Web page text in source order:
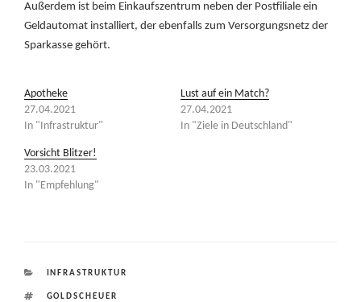
Außerdem ist beim Einkaufszentrum neben der Postfiliale ein
Geldautomat installiert, der ebenfalls zum Versorgungsnetz der
Sparkasse gehört.
Apotheke
27.04.2021
In "Infrastruktur"
Lust auf ein Match?
27.04.2021
In "Ziele in Deutschland"
Vorsicht Blitzer!
23.03.2021
In "Empfehlung"
KATEGORIEN
INFRASTRUKTUR
SCHLAGWÖRTER
GOLDSCHEUER